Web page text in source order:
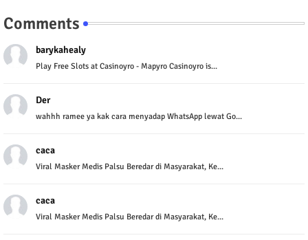
Comments
barykahealy
Play Free Slots at Casinoyro - Mapyro Casinoyro is...
Der
wahhh ramee ya kak cara menyadap WhatsApp lewat Go...
caca
Viral Masker Medis Palsu Beredar di Masyarakat, Ke...
caca
Viral Masker Medis Palsu Beredar di Masyarakat, Ke...